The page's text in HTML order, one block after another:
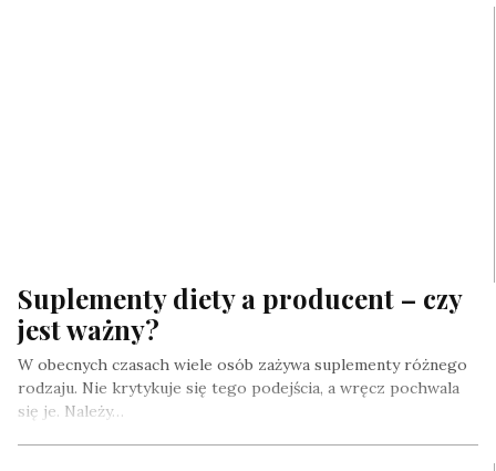
Suplementy diety a producent – czy
jest ważny?
W obecnych czasach wiele osób zażywa suplementy różnego
rodzaju. Nie krytykuje się tego podejścia, a wręcz pochwala
się je. Należy…